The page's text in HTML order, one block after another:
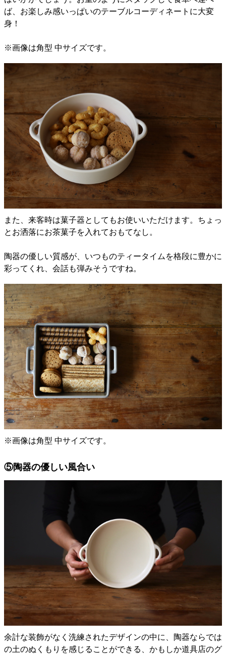
ば、お楽しみ感いっぱいのテーブルコーディネートに大変
身！
※画像は角型 中サイズです。
また、来客時は菓子器としてもお使いいただけます。ちょっ
とお洒落にお茶菓子を入れておもてなし。
陶器の優しい質感が、いつものティータイムを格段に豊かに
彩ってくれ、会話も弾みそうですね。
※画像は角型 中サイズです。
⑤陶器の優しい風合い
余計な装飾がなく洗練されたデザインの中に、陶器ならでは
の土のぬくもりを感じることができる、かもしか道具店のグ